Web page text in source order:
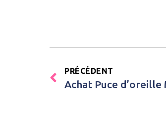
PRÉCÉDENT